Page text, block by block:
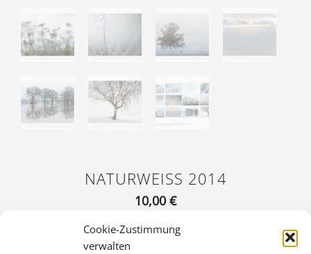
Cookie-Zustimmung
verwalten
NATURWEISS 2014
10,00 €
„naturweiss 2014“ präsentiert einen Einblick in die stillen